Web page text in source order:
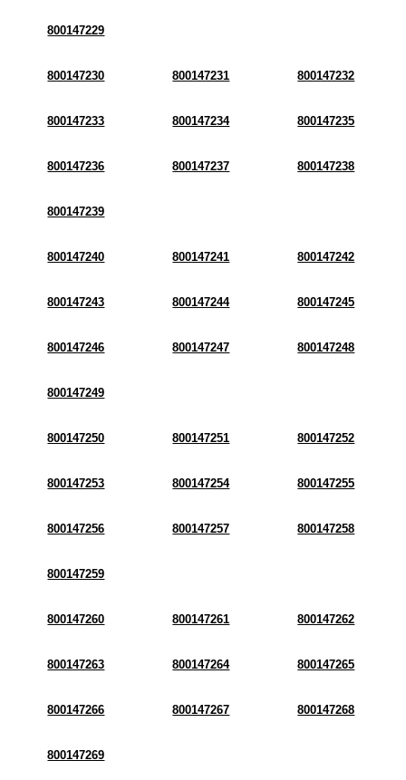
800147229
800147230 800147231 800147232
800147233 800147234 800147235
800147236 800147237 800147238
800147239
800147240 800147241 800147242
800147243 800147244 800147245
800147246 800147247 800147248
800147249
800147250 800147251 800147252
800147253 800147254 800147255
800147256 800147257 800147258
800147259
800147260 800147261 800147262
800147263 800147264 800147265
800147266 800147267 800147268
800147269